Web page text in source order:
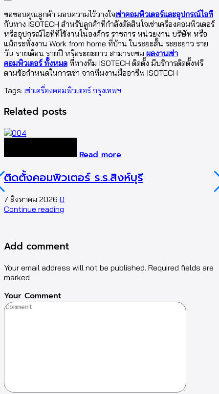
ขอขอบคุณลูกค้า มอบความไว้วางใจเช่าคอมพิวเตอร์และอุปกรณ์ไอที
กับทาง ISOTECH สำหรับลูกค้าที่กำลังตัดสินใจเช่าเครื่องคอมพิวเตอร์
หรืออุปกรณ์ไอทีที่ใช้งานในองค์กร ราชการ หน่วยงาน บริษัท หรือ
แม้กระทั่งงาน Work from home ที่บ้าน ในระยะสั้น ระยะยาว ราย
วัน รายเดือน รายปี หรือระยะยาว สามารถชม ผลงานเช่า
คอมพิวเตอร์ ทั้งหมด ที่ทางทีม ISOTECH ติดตั้ง มีบริการติดตั้งฟรี
ตามข้อกำหนดในการเช่า จากทีมงานมืออาชีพ ISOTECH
Tags: เช่าเครื่องคอมพิวเตอร์ กรุงเทพฯ
Related posts
Read more
ติดตั้งคอมพิวเตอร์ ร.ร.สิงห์บุรี
7 สิงหาคม 2026 0
Continue reading
Add comment
Your email address will not be published. Required fields are
marked
Your Comment